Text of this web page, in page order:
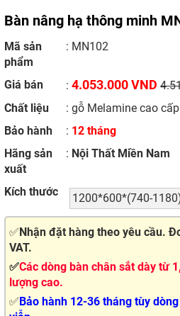
Bàn nâng hạ thông minh
Mã sản
phẩm
: MN102
Giá bán :4.053.000 VND
Chất liệu
: gỗ Melamine cao cấp
Bảo hành
: 12 tháng
Hãng sản
xuất
: Nội Thất Miền Nam
Kích thước 1200*600*(740-
✅Nhận đặt hàng theo yêu cầu.
VAT.
✅Các dòng bàn chân sắt dày từ
lượng cao.
✅Bảo hành 12-36 tháng tùy